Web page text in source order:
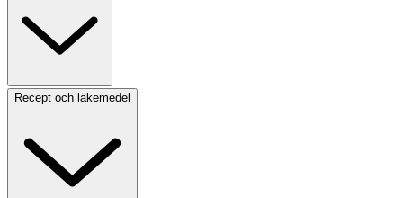
Recept och läkemedel